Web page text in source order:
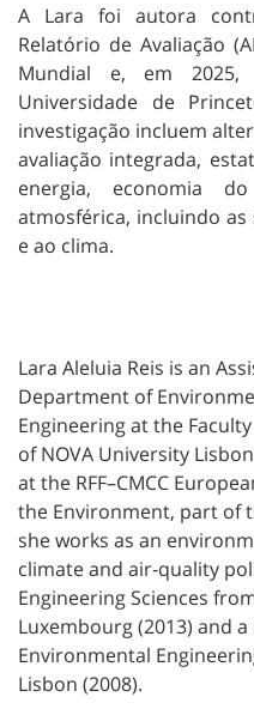
A Lara foi autora
Relatório de Avaliação
Mundial e, em 2025,
Universidade de
investigação incluem
avaliação integrada,
energia, economia
atmosférica, incluindo
e ao clima.
Lara Aleluia Reis is an
Department of
Engineering at the
of NOVA University
at the RFF–CMCC
the Environment, part of
she works as an
climate and air‑quality
Engineering Sciences
Luxembourg (2013) and a
Environmental
Lisbon (2008).